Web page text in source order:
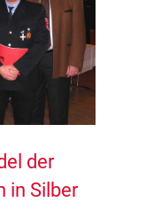
der
in Silber